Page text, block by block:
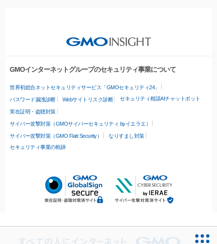
GMOインターネットグループのセキュリティ事業について
世界初総合ネットセキュリティサービス「GMOセキュリティ24」
パスワード漏洩診断 Webサイトリスク診断 セキュリティ相談AIチャットボット
実在証明・盗聴対策
サイバー攻撃対策（GMOサイバーセキュリティ byイエラエ）
サイバー攻撃対策（GMO Flatt Security）
なりすまし対策
セキュリティ事業の軌跡